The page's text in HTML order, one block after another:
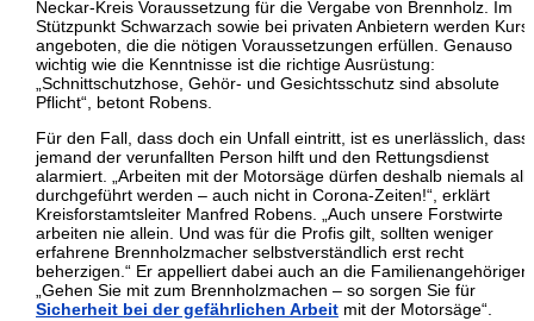
Neckar-Kreis Voraussetzung für die Vergabe von Brennholz. Im
Stützpunkt Schwarzach sowie bei privaten Anbietern werden
angeboten, die die nötigen Voraussetzungen erfüllen. Genauso
wichtig wie die Kenntnisse ist die richtige Ausrüstung:
„Schnittschutzhose, Gehör- und Gesichtsschutz sind absolute
Pflicht“, betont Robens.
Für den Fall, dass doch ein Unfall eintritt, ist es unerlässlich, dass
jemand der verunfallten Person hilft und den Rettungsdienst
alarmiert. „Arbeiten mit der Motorsäge dürfen deshalb niemals
durchgeführt werden – auch nicht in Corona-Zeiten!“, erklärt
Kreisforstamtsleiter Manfred Robens. „Auch unsere Forstwirte
arbeiten nie allein. Und was für die Profis gilt, sollten weniger
erfahrene Brennholzmacher selbstverständlich erst recht
beherzigen.“ Er appelliert dabei auch an die Familienangehörigen:
„Gehen Sie mit zum Brennholzmachen – so sorgen Sie für
Sicherheit bei der gefährlichen Arbeit mit der Motorsäge“.